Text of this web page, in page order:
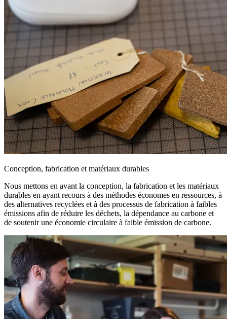
Conception, fabrication et matériaux durables
Nous mettons en avant la conception, la fabrication et les matériaux
durables en ayant recours à des méthodes économes en ressources, à
des alternatives recyclées et à des processus de fabrication à faibles
émissions afin de réduire les déchets, la dépendance au carbone et
de soutenir une économie circulaire à faible émission de carbone.